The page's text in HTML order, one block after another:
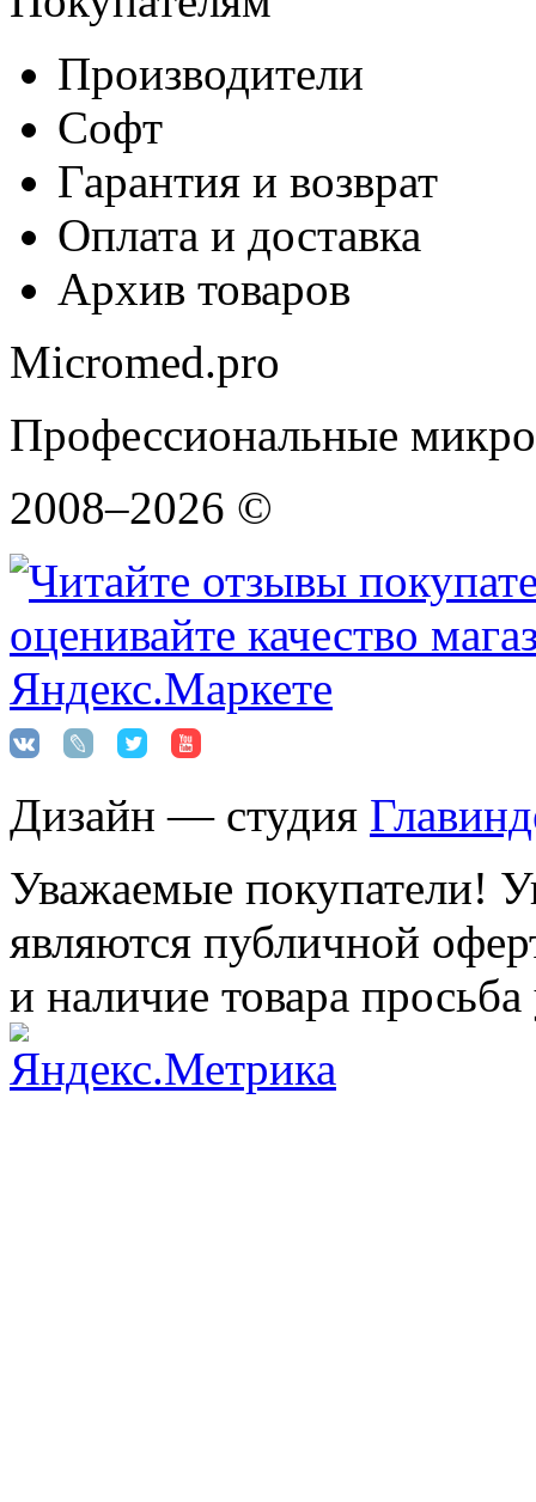
Производители
Софт
Гарантия и возврат
Оплата и доставка
Архив товаров
Micromed.pro
Профессиональные
2008–2026 ©
Дизайн — студия
Уважаемые покупатели!
являются публичной
и наличие товара